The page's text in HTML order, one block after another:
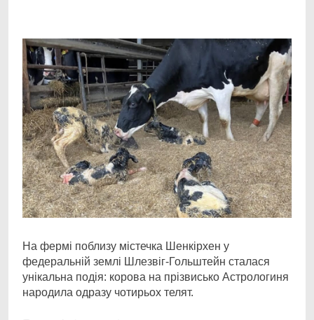
Link
На фермі поблизу містечка Шенкірхен у
федеральній землі Шлезвіг-Гольштейн сталася
унікальна подія: корова на прізвисько Астрологиня
народила одразу чотирьох телят.